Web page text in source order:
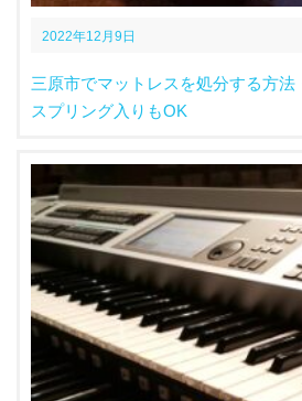
2022年12月9日
三原市でマットレスを処分する方法
スプリング入りもOK